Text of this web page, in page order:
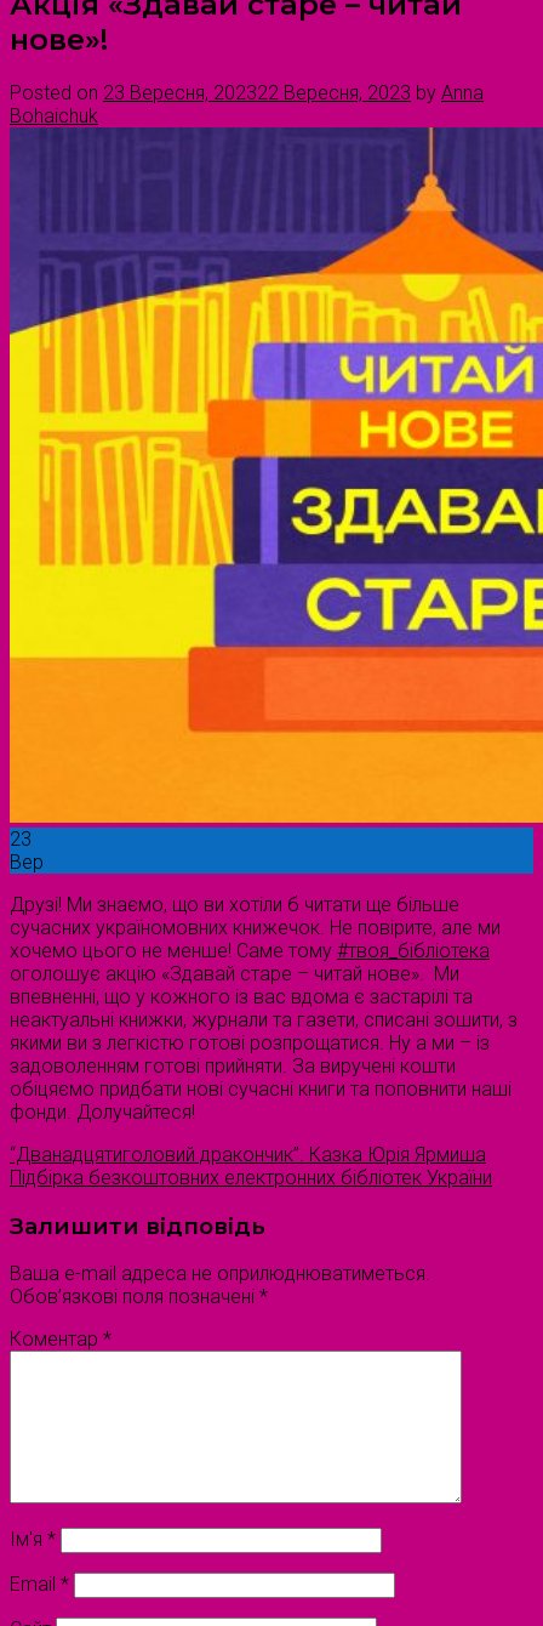
нове»!
Posted on 23 Вересня, 202322 Вересня, 2023 by Anna
Bohaichuk
23
Вер
Друзі! Ми знаємо, що ви хотіли б читати ще більше
сучасних україномовних книжечок. Не повірите, але ми
хочемо цього не менше! Саме тому #твоя_бібліотека
оголошує акцію «Здавай старе – читай нове». Ми
впевненні, що у кожного із вас вдома є застарілі та
неактуальні книжки, журнали та газети, списані зошити, з
якими ви з легкістю готові розпрощатися. Ну а ми – із
задоволенням готові прийняти. За виручені кошти
обіцяємо придбати нові сучасні книги та поповнити наші
фонди. Долучайтеся!
“Дванадцятиголовий дракончик”. Казка Юрія Ярмиша
Підбірка безкоштовних електронних бібліотек України
Залишити відповідь
Ваша e-mail адреса не оприлюднюватиметься.
Обов’язкові поля позначені *
Коментар *
Ім'я *
Email *